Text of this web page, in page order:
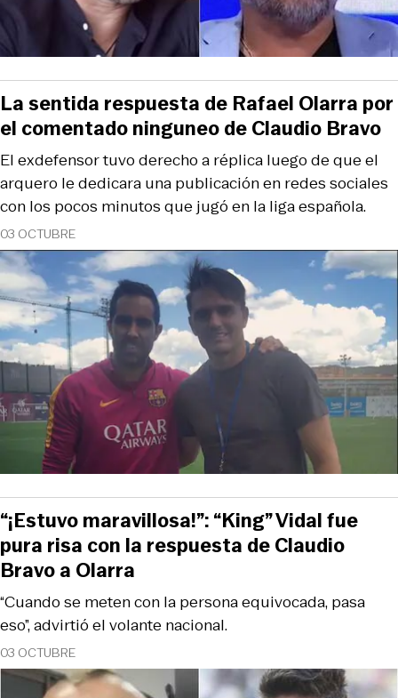
03 OCTUBRE
El exdefensor tuvo derecho a réplica luego de que el
arquero le dedicara una publicación en redes sociales
con los pocos minutos que jugó en la liga española.
La sentida respuesta de Rafael Olarra por
el comentado ninguneo de Claudio Bravo
03 OCTUBRE
“Cuando se meten con la persona equivocada, pasa
eso”, advirtió el volante nacional.
“¡Estuvo maravillosa!”: “King” Vidal fue
pura risa con la respuesta de Claudio
Bravo a Olarra